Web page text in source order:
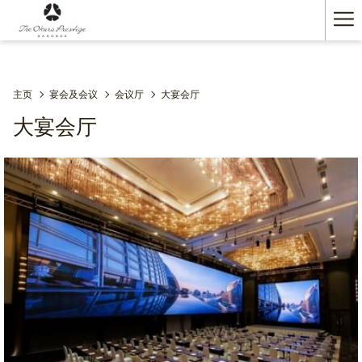
主页 宴会及会议 会议厅 大宴会厅
大宴会厅